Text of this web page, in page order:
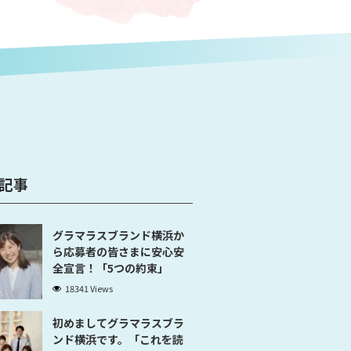
事
グラマラスブランド横浜か
ら応募者の皆さまに安心安
全宣言！「5つの約束」
18341 Views
初めましてグラマラスブラ
ンド横浜です。「これを読